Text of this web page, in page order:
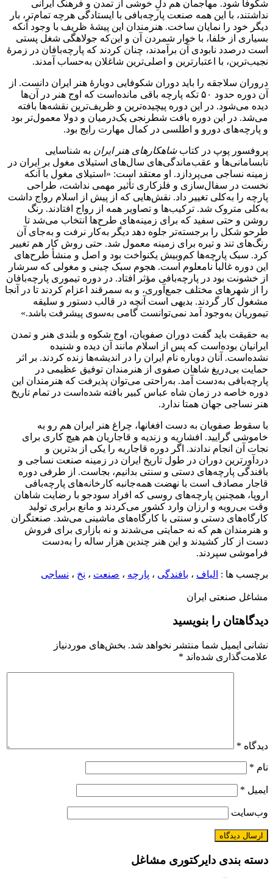
شکوفا شود. مهاجمان هم دلِ خوشی از تمدن و فرهنگ ایرانی
نداشتند، با این همه صنعت پارچه‌بافی با ایستادگی هرچه تمام‌تر، بار
دیگر خود را نمایان ساخت. هنرمندان این پیشهٔ ظریف با وجود آنکه
بسیاری از خلفا، با خوار شمردن آن و این‌که جولاهگی شغل پستی
است درصدد نابودی آن برآمدند، چنان کردند که پارچه‌بافان در زمرهٔ
نجیب‌ترین، با اعتبارترین و اصلی‌ترین شاغلان به‌حساب آمدند.
دروران سلاجقه را باید دوران شکوفایی دوبارهٔ هنر ایران دانست. از
آن دوره حدود ۵۰ تکه پارچه باقی مانده‌است که اوج هنر در آن‌ها
دیده می‌شود. در این دوره پیچیده‌ترین و ظریف‌ترین نقشه‌ها بافته
می‌شد. در این دوره بافت شطرنجی یک‌درمیان و دولا معمول‌تر بود
و پارچه‌های دورو و اطلسی در کمال مهارت رایج بود.
پروفسور پوپ در کتابشاهکارهای هنر ایران به شناسایی
نابسامانی‌ها و عقب‌ماندگی‌های سال‌های استیلای مغول بر ایران در
زمینه نساجی می‌پردازد. او معتقد است: «استیلای مغول با آنکه
نخست در سفال‌سازی و فلزکاری تأثیر مهمی نداشت، طراحی
پارچه را به‌کلی تغییر داد. نقش‌هایی که از پیش از اسلام رواج داشت
به‌کلی متروک شد. ترکیب‌ها و تصاویر همه از رواج افتادند. رنگ
روشن و حتی سفید که برای زمینه‌های طرح‌ها انتخاب می‌شد تا
طرحو شکل را برجسته‌تر جلوه دهد دیگر به‌کار نرفت و به‌جای آن
رنگ‌های تند و تیره برای زمینه معمول شد. حتی روش کار هم تغییر
کرد. سبک پارچه‌ها کم‌وبیش یکنواخت بود و اصل و منشأ طرح‌های
این دوره غالباً نامعلوم است. هجوم سبک چینی و مغولی که سرشار
از خشونت بود در پارچه‌بافی مؤثر افتاد. در دوره تیموری پارچه‌بافان
را از شهرهای مختلف جمع‌آوری، و به سمرقند اعزام کردند تا در آنجا
مشغول کار گردند. بدیهی است آنچه در قالب دستور و سلیقه
تیموریان به‌وجود آمد نمی‌توانست گامی به‌سوی پیشرفت باشد.»
به حقیقت باید گفت دوران صفویان، اوج شکوه و بلندی هنر و تمدن
ایرانیان بوده‌است که پس از اسلام مانند آن دیده و شنیده
نشده‌است. آنان دوباره نام ایران را در اندیشه‌ها زنده کردند. بر اثر
حمایت بی‌دریغ شاهان صفوی از هنرمندان توفیق عظیمی در
پارچه‌بافی به‌دست آمد. به‌راحتی می‌توان پذیرفت که هنرمندان این
دوره خاصه در زمان شاه عباس کبیر بافته شده‌است در تمام تاریخ
هنر نساجی جهان همتا ندارد.
با سقوط صفویان به دست افغانها، چراغ هنر ایران هم رو به
خاموشی گرایید. افشاریه و زندیه و قاجاریان هم هیچ کاری برای
نجات آن انجام ندادند. اگر دوره قاجاریه را یکی از بدترین و
دردآورترین دوران در طول تاریخ ایران در زمینه صنعت نساجی و
بافندگی پارچه‌های دستی و سنتی بدانیم، بجاست. از طرفی دوره
قاجار مصادف است با نهضت همه‌جانبه کارخانه‌های پارچه‌بافی
اروپا، همچنین پارچه‌های روسی که افراد سودجو با رضایت شاهان
وقت بی‌رویه و ارزان وارد کشور می‌کردند و مانع برابری تولید
کارگاه‌های دستی و سنتی با کارگاه‌های ماشینی می‌شد. صنعتگران
و هنرمندان هم که نه حمایتی می‌شدند و نه بازاری برای فروش
دست از کار کشیدند و این هنر چندین هزار ساله را به‌دست
فراموشی سپردند.
برچسب ها : الیاف ، بافندگی ، پارچه ، صنعت ، نخ ، نساجی
مشاغل صنعتی ایران
دیدگاهتان را بنویسید
نشانی ایمیل شما منتشر نخواهد شد. بخش‌های موردنیاز
علامت‌گذاری شده‌اند *
دیدگاه *
نام *
ایمیل *
وب‌سایت
دسته بندی دایرکتوری مشاغل